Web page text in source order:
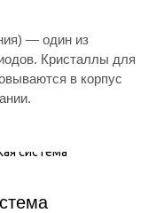
— один из
Кристаллы для
в корпус